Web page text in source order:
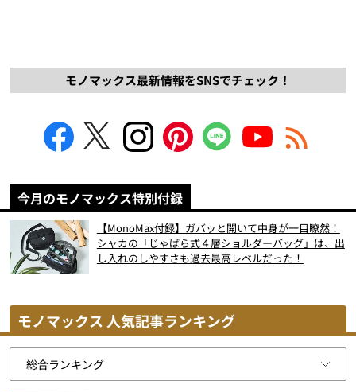
モノマックス最新情報をSNSでチェック！
今月のモノマックス特別付録
【MonoMax付録】ガバッと開いて中身が一目瞭然！
シャカの「じゃばら式４層ショルダーバッグ」は、出
し入れのしやすさも過去最高レベルだった！
モノマックス 人気記事ランキング